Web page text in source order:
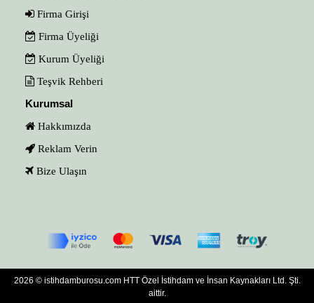
Firma Girişi
Firma Üyeliği
Kurum Üyeliği
Teşvik Rehberi
Kurumsal
Hakkımızda
Reklam Verin
Bize Ulaşın
2026 © istihdamburosu.com HTT Özel İstihdam ve İnsan Kaynakları Ltd. Şti.
aittir.